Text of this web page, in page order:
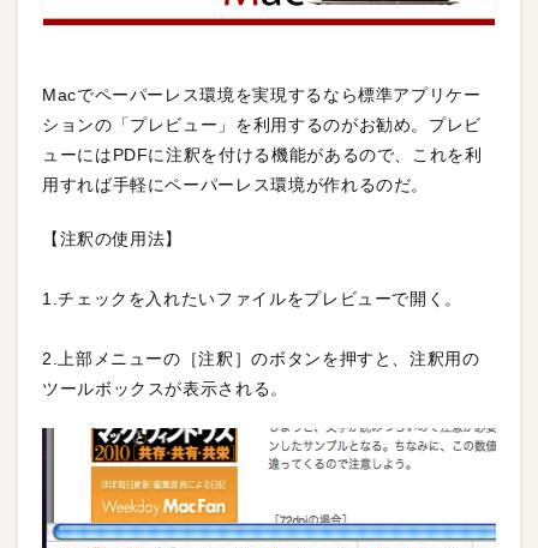
Macでペーパーレス環境を実現するなら標準アプリケー
ションの「プレビュー」を利用するのがお勧め。プレビ
ューにはPDFに注釈を付ける機能があるので、これを利
用すれば手軽にペーパーレス環境が作れるのだ。
【注釈の使用法】
1.チェックを入れたいファイルをプレビューで開く。
2.上部メニューの［注釈］のボタンを押すと、注釈用の
ツールボックスが表示される。